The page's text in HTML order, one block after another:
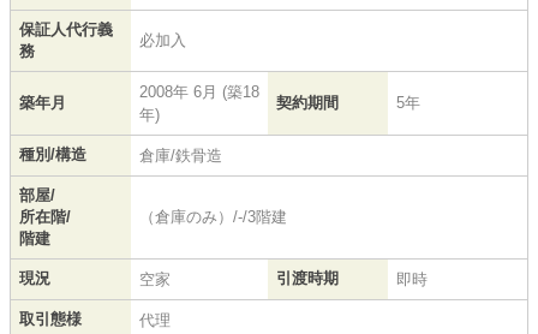
保証人代行義
務
必加入
築年月
2008年 6月 (築18
年)
契約期間 5年
種別/構造 倉庫/鉄骨造
部屋/
所在階/
階建
（倉庫のみ）/-/3階建
現況 空家 引渡時期 即時
取引態様 代理